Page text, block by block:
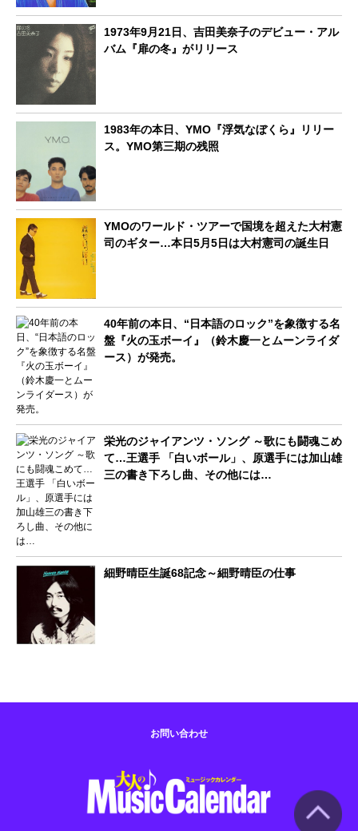
1973年9月21日、吉田美奈子のデビュー・アル
バム『扉の冬』がリリース
1983年の本日、YMO『浮気なぼくら』リリー
ス。YMO第三期の残照
YMOのワールド・ツアーで国境を超えた大村憲
司のギター…本日5月5日は大村憲司の誕生日
40年前の本日、“日本語のロック”を象徴する名
盤『火の玉ボーイ』（鈴木慶一とムーンライダ
ース）が発売。
栄光のジャイアンツ・ソング ～歌にも闘魂こめ
て…王選手 「白いボール」、原選手には加山雄
三の書き下ろし曲、その他には…
細野晴臣生誕68記念～細野晴臣の仕事
お問い合わせ